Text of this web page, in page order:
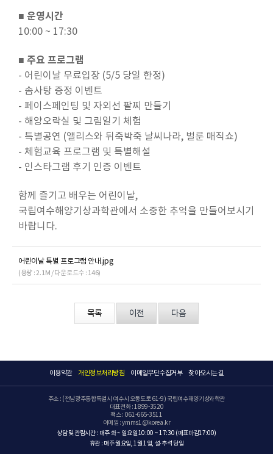
■ 운영시간
10:00 ~ 17:30
■ 주요 프로그램
- 어린이날 무료입장 (5/5 당일 한정)
- 솜사탕 증정 이벤트
- 페이스페인팅 및 자외선 팔찌 만들기
- 해양오락실 및 그림일기 체험
- 특별공연 (앨리스와 뒤죽박죽 날씨나라, 벌룬 매직쇼)
- 체험교육 프로그램 및 특별해설
- 인스타그램 후기 인증 이벤트
함께 즐기고 배우는 어린이날,
국립여수해양기상과학관에서 소중한 추억을 만들어보시기
바랍니다.
어린이날 특별 프로그램 안내.jpg
(용량 : 2.1M / 다운로드수 : 146)
목록 이전 다음
이용약관 개인정보처리방침 이메일무단수집거부 찾아오시는 길
주소 : (전남광주통합특별시 여수시 오동도로 61-9) 국립여수해양기상과학관
대표전화 : 1899-3520
팩스 : 061-665-3511
이메일 : ymms1@korea.kr
상담 및 관람시간 : 매주 화 ~ 일요일 10:00 ~ 17:30 (매표마감17:00)
휴관 : 매주 월요일, 1월 1일, 설·추석 당일